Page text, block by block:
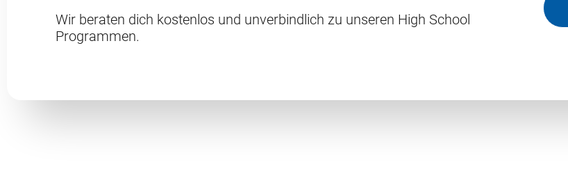
Wir beraten dich kostenlos und unverbindlich zu unseren High School
Programmen.